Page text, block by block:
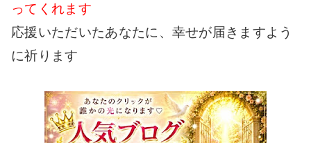
ってくれます
応援いただいたあなたに、幸せが届きますよう
に祈ります